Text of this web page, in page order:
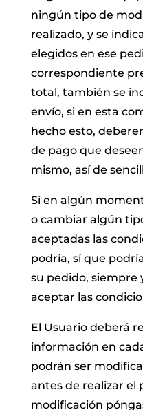
ningún tipo de
realizado, y se
elegidos en ese
correspondiente
total, también se
envío, si en esta
hecho esto,
de pago que
mismo, así de
Si en algún
o cambiar algún
aceptadas las
podría, sí que
su pedido, siempre
aceptar las
El Usuario deberá
información en
podrán ser
antes de realizar el
modificación